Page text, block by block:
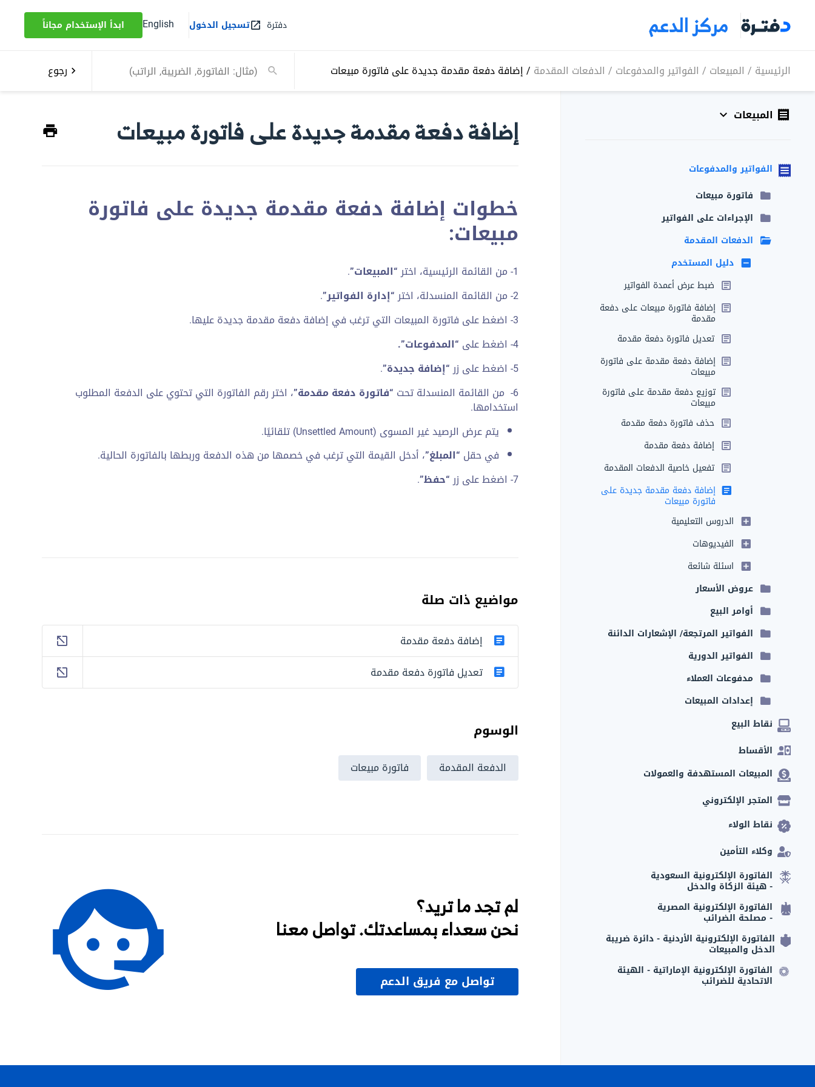
مركز الدعم دفترة تسجيل الدخول English ابدأ الإستخدام مجاناً
الرئيسية / المبيعات / الفواتير والمدفوعات / الدفعات المقدمة /إضافة دفعة مقدمة جديدة على فاتورة مبيعات رجوع
المبيعات
الفواتير والمدفوعات
فاتورة مبيعات
الإجراءات على الفواتير
الدفعات المقدمة
دليل المستخدم
ضبط عرض أعمدة الفواتير
إضافة فاتورة مبيعات على دفعة
مقدمة
تعديل فاتورة دفعة مقدمة
إضافة دفعة مقدمة على فاتورة
مبيعات
توزيع دفعة مقدمة على فاتورة
مبيعات
حذف فاتورة دفعة مقدمة
إضافة دفعة مقدمة
تفعيل خاصية الدفعات المقدمة
إضافة دفعة مقدمة جديدة على
فاتورة مبيعات
الدروس التعليمية
الفيديوهات
اسئلة شائعة
عروض الأسعار
أوامر البيع
الفواتير المرتجعة/ الإشعارات الدائنة
الفواتير الدورية
مدفوعات العملاء
إعدادات المبيعات
نقاط البيع
الأقساط
المبيعات المستهدفة والعمولات
المتجر الإلكتروني
نقاط الولاء
وكلاء التأمين
الفاتورة الإلكترونية السعودية
- هيئة الزكاة والدخل
الفاتورة الإلكترونية المصرية
- مصلحة الضرائب
الفاتورة الإلكترونية الأردنية - دائرة ضريبة
الدخل والمبيعات
الفاتورة الإلكترونية الإماراتية - الهيئة
الاتحادية للضرائب
إضافة دفعة مقدمة جديدة على فاتورة مبيعات
خطوات إضافة دفعة مقدمة جديدة على فاتورة
مبيعات:
1- من القائمة الرئيسية، اختر “المبيعات”.
2- من القائمة المنسدلة، اختر
“إدارة الفواتير”.
3- اضغط على فاتورة المبيعات التي ترغب في إضافة دفعة مقدمة جديدة عليها.
4- اضغط على
“المدفوعات”.
5- اضغط على زر
“إضافة جديدة”.
6- من القائمة المنسدلة تحت
“فاتورة دفعة مقدمة”، اختر رقم الفاتورة التي تحتوي على الدفعة المطلوب
استخدامها.
يتم عرض الرصيد غير المسوى (Unsettled Amount) تلقائيًا.
في حقل “المبلغ”، أدخل القيمة التي ترغب في خصمها من هذه الدفعة وربطها بالفاتورة الحالية.
7- اضغط على زر
“حفظ”.
مواضيع ذات صلة
إضافة دفعة مقدمة
تعديل فاتورة دفعة مقدمة
الوسوم
الدفعة المقدمة فاتورة مبيعات
لم تجد ما تريد؟
نحن سعداء بمساعدتك. تواصل معنا
تواصل مع فريق الدعم